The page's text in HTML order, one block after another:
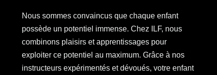
Nous sommes convaincus que chaque enfant
possède un potentiel immense. Chez ILF, nous
combinons plaisirs et apprentissages pour
exploiter ce potentiel au maximum. Grâce à nos
instructeurs expérimentés et dévoués, votre enfant